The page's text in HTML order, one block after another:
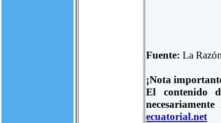
Fuente: La
¡Nota
El contenido
ecuatorial.net